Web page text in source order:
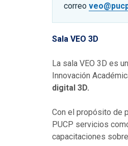
correo
Sala VEO 3D
La sala VEO 3D es
Innovación
digital 3D.
Con el propósito de
PUCP servicios
capacitaciones